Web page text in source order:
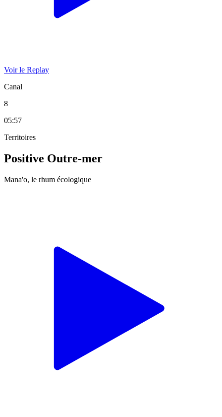
Voir le Replay
Canal
8
05:57
Territoires
Positive Outre-mer
Mana'o, le rhum écologique